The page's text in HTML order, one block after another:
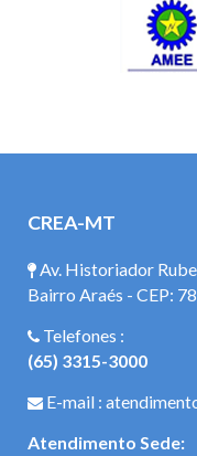
CREA-MT
Av. Historiador
Bairro Araés - CEP:
Telefones :
(65) 3315-3000
E-mail :
Atendimento Sede: